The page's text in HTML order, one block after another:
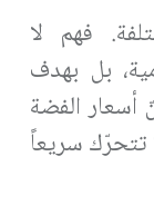
فهم لا
بل بهدف
أسعار الفضة
تتحرّك سريعاً